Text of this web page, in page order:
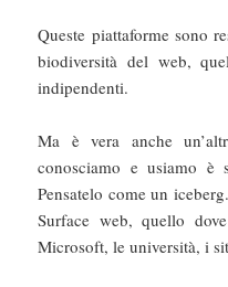
Queste piattaforme sono
biodiversità del web,
indipendenti.
Ma è vera anche
conosciamo e usiamo
Pensatelo come un
Surface web, quello
Microsoft, le università, i